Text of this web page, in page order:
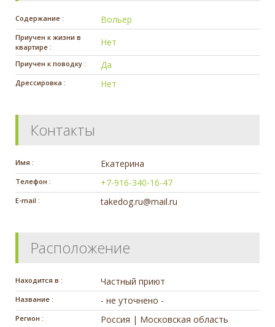
Содержание : Вольер
Приучен к жизни в
квартире :
Нет
Приучен к поводку : Да
Дрессировка : Нет
Контакты
Имя : Екатерина
Телефон : +7-916-340-16-47
E-mail : takedog.ru@mail.ru
Расположение
Находится в : Частный приют
Название : - не уточнено -
Регион : Россия | Московская область